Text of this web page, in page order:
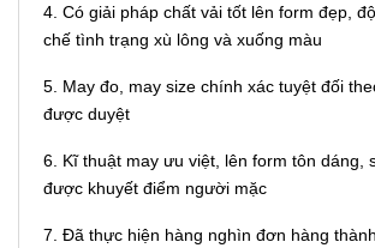
4. Có giải pháp chất vải tốt lên form đẹp,
chế tình trạng xù lông và xuống màu
5. May đo, may size chính xác tuyệt đối
được duyệt
6. Kĩ thuật may ưu việt, lên form tôn dáng,
được khuyết điểm người mặc
7. Đã thực hiện hàng nghìn đơn hàng